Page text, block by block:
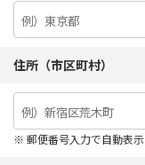
住所（市区町村）
※ 郵便番号入力で自動表示